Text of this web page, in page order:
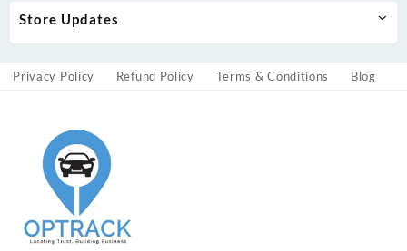
Store Updates
Privacy Policy Refund Policy Terms & Conditions Blog